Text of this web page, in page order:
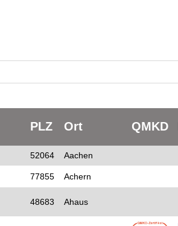
PLZ Ort QMKD
52064 Aachen
77855 Achern
48683 Ahaus